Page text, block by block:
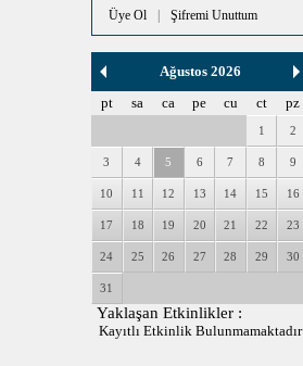
Şifremi Unuttum
Üye Ol
Ağustos 2026
pt
sa ca pe cu ct pz
1 2
3 4 5 6 7 8 9
10 11 12 13 14 15 16
17 18 19 20 21 22 23
24 25 26 27 28 29 30
31
Yaklaşan Etkinlikler :
Kayıtlı Etkinlik Bulunmamaktadır